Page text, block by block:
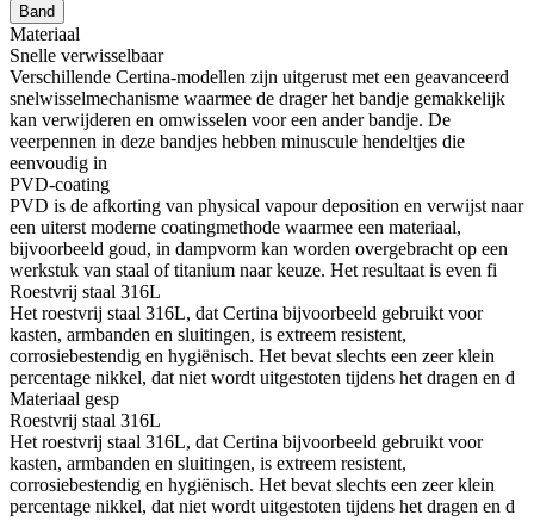
Band
Materiaal
Snelle verwisselbaar
Verschillende Certina-modellen zijn uitgerust met een geavanceerd
snelwisselmechanisme waarmee de drager het bandje gemakkelijk
kan verwijderen en omwisselen voor een ander bandje. De
veerpennen in deze bandjes hebben minuscule hendeltjes die
eenvoudig in
PVD-coating
PVD is de afkorting van physical vapour deposition en verwijst naar
een uiterst moderne coatingmethode waarmee een materiaal,
bijvoorbeeld goud, in dampvorm kan worden overgebracht op een
werkstuk van staal of titanium naar keuze. Het resultaat is even fi
Roestvrij staal 316L
Het roestvrij staal 316L, dat Certina bijvoorbeeld gebruikt voor
kasten, armbanden en sluitingen, is extreem resistent,
corrosiebestendig en hygiënisch. Het bevat slechts een zeer klein
percentage nikkel, dat niet wordt uitgestoten tijdens het dragen en d
Materiaal gesp
Roestvrij staal 316L
Het roestvrij staal 316L, dat Certina bijvoorbeeld gebruikt voor
kasten, armbanden en sluitingen, is extreem resistent,
corrosiebestendig en hygiënisch. Het bevat slechts een zeer klein
percentage nikkel, dat niet wordt uitgestoten tijdens het dragen en d